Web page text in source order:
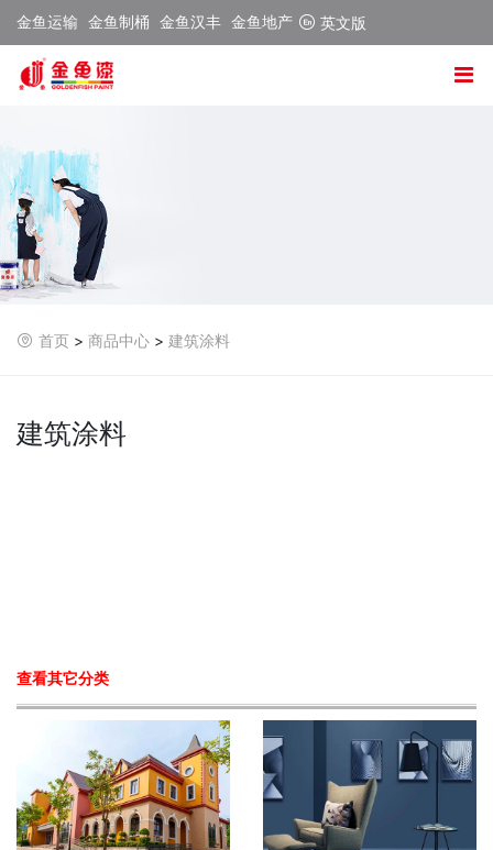
金鱼运输 金鱼制桶 金鱼汉丰 金鱼地产 英文版
首页 > 商品中心 > 建筑涂料
建筑涂料
查看其它分类